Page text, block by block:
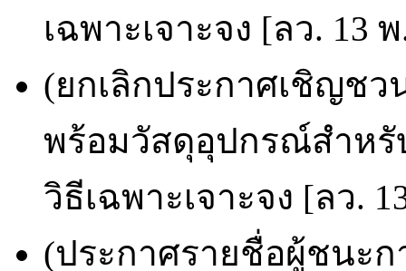
เฉพาะเจาะจง [ลว. 13
(ยกเลิกประกาศเชิญชว
พร้อมวัสดุอุปกรณ์สำหรั
วิธีเฉพาะเจาะจง [ลว.
(ประกาศรายชื่อผู้ชนะก